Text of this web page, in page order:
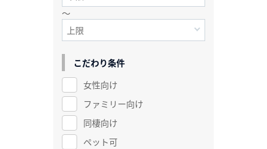
～
こだわり条件
女性向け
ファミリー向け
同棲向け
ペット可